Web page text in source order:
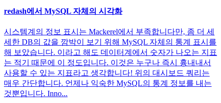
redash에서 MySQL 자체의 시각화
시스템계의 정보 표시는 Mackerel에서 부족합니다만, 좀 더 세
세한 DB의 값을 깜박이 보기 위해 MySQL 자체의 통계 표시를
해 보았습니다. 이라고 해도 데이터계에서 숫자가 나오는 지표
는 적기 때문에 이 정도입니다. 이것은 누구나 즉시 흉내내서
사용할 수 있는 지표라고 생각합니다! 위의 대시보드 쿼리는
매우 간단합니다. 언제나 익숙한 MySQL의 통계 정보를 내는
것뿐입니다. Inno...